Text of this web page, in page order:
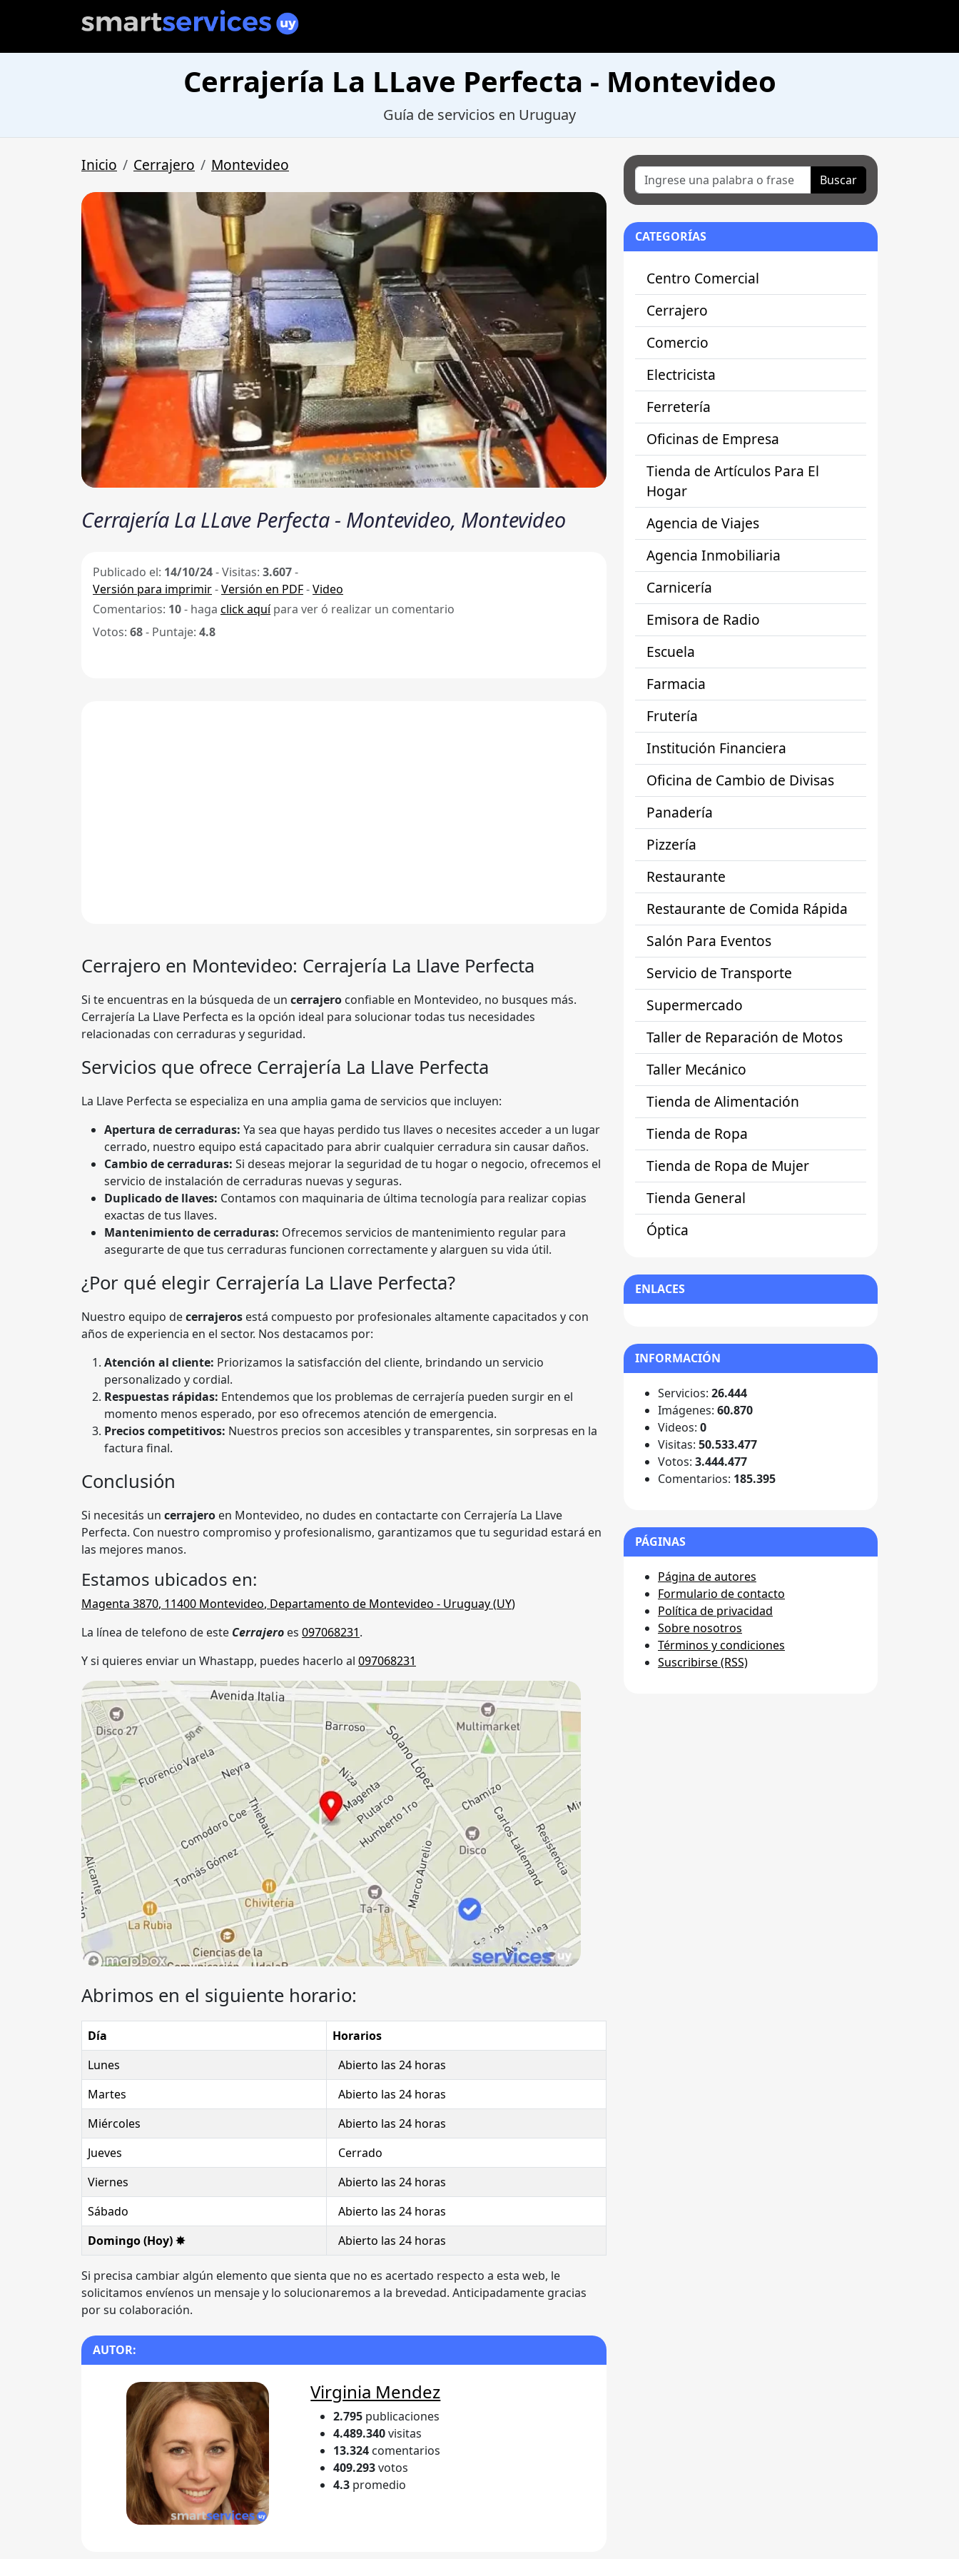
Cerrajería La LLave Perfecta - Montevideo
Guía de servicios en Uruguay
Inicio Cerrajero Montevideo
Cerrajería La LLave Perfecta - Montevideo, Montevideo
Publicado el: 14/10/24-Visitas: 3.607-
Versión para imprimir-Versión en PDF-Video
Comentarios: 10- haga click aquípara ver ó realizar un comentario
Votos: 68- Puntaje: 4.8
Cerrajero en Montevideo: Cerrajería La Llave Perfecta
Si te encuentras en la búsqueda de un cerrajero confiable en Montevideo, no busques más.
Cerrajería La Llave Perfecta es la opción ideal para solucionar todas tus necesidades
relacionadas con cerraduras y seguridad.
Servicios que ofrece Cerrajería La Llave Perfecta
La Llave Perfecta se especializa en una amplia gama de servicios que incluyen:
Apertura de cerraduras: Ya sea que hayas perdido tus llaves o necesites acceder a un lugar
cerrado, nuestro equipo está capacitado para abrir cualquier cerradura sin causar daños.
Cambio de cerraduras: Si deseas mejorar la seguridad de tu hogar o negocio, ofrecemos el
servicio de instalación de cerraduras nuevas y seguras.
Duplicado de llaves: Contamos con maquinaria de última tecnología para realizar copias
exactas de tus llaves.
Mantenimiento de cerraduras: Ofrecemos servicios de mantenimiento regular para
asegurarte de que tus cerraduras funcionen correctamente y alarguen su vida útil.
¿Por qué elegir Cerrajería La Llave Perfecta?
Nuestro equipo decerrajeros está compuesto por profesionales altamente capacitados y con
años de experiencia en el sector. Nos destacamos por:
Atención al cliente: Priorizamos la satisfacción del cliente, brindando un servicio
personalizado y cordial.
Respuestas rápidas: Entendemos que los problemas de cerrajería pueden surgir en el
momento menos esperado, por eso ofrecemos atención de emergencia.
Precios competitivos: Nuestros precios son accesibles y transparentes, sin sorpresas en la
factura final.
Conclusión
Si necesitás un cerrajero en Montevideo, no dudes en contactarte con Cerrajería La Llave
Perfecta. Con nuestro compromiso y profesionalismo, garantizamos que tu seguridad estará en
las mejores manos.
Estamos ubicados en:
Magenta 3870, 11400 Montevideo, Departamento de Montevideo - Uruguay (UY)
La línea de telefono de este Cerrajero es 097068231.
Y si quieres enviar un Whastapp, puedes hacerlo al 097068231
Abrimos en el siguiente horario:
Día
Horarios
Lunes
Abierto las 24 horas
Martes
Abierto las 24 horas
Miércoles
Abierto las 24 horas
Jueves
Cerrado
Viernes
Abierto las 24 horas
Sábado
Abierto las 24 horas
Domingo (Hoy) ✸
Abierto las 24 horas
Si precisa cambiar algún elemento que sienta que no es acertado respecto a esta web, le
solicitamos envíenos un mensaje y lo solucionaremos a la brevedad. Anticipadamente gracias
por su colaboración.
AUTOR:
Virginia Mendez
2.795 publicaciones
4.489.340visitas
13.324 comentarios
409.293votos
4.3 promedio
Buscar
CATEGORÍAS
Centro Comercial
Cerrajero
Comercio
Electricista
Ferretería
Oficinas de Empresa
Tienda de Artículos Para El
Hogar
Agencia de Viajes
Agencia Inmobiliaria
Carnicería
Emisora de Radio
Escuela
Farmacia
Frutería
Institución Financiera
Oficina de Cambio de Divisas
Panadería
Pizzería
Restaurante
Restaurante de Comida Rápida
Salón Para Eventos
Servicio de Transporte
Supermercado
Taller de Reparación de Motos
Taller Mecánico
Tienda de Alimentación
Tienda de Ropa
Tienda de Ropa de Mujer
Tienda General
Óptica
ENLACES
INFORMACIÓN
Servicios: 26.444
Imágenes: 60.870
Videos: 0
Visitas: 50.533.477
Votos: 3.444.477
Comentarios: 185.395
PÁGINAS
Página de autores
Formulario de contacto
Política de privacidad
Sobre nosotros
Términos y condiciones
Suscribirse (RSS)